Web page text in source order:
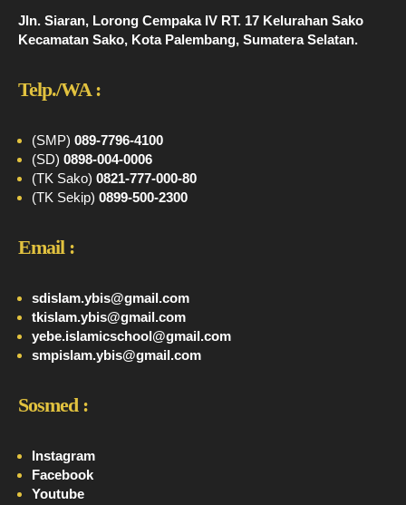
Jln. Siaran, Lorong Cempaka IV RT. 17 Kelurahan Sako
Kecamatan Sako, Kota Palembang, Sumatera Selatan.
Telp./WA :
(SMP) 089-7796-4100
(SD) 0898-004-0006
(TK Sako) 0821-777-000-80
(TK Sekip) 0899-500-2300
Email :
sdislam.ybis@gmail.com
tkislam.ybis@gmail.com
yebe.islamicschool@gmail.com
smpislam.ybis@gmail.com
Sosmed :
Instagram
Facebook
Youtube